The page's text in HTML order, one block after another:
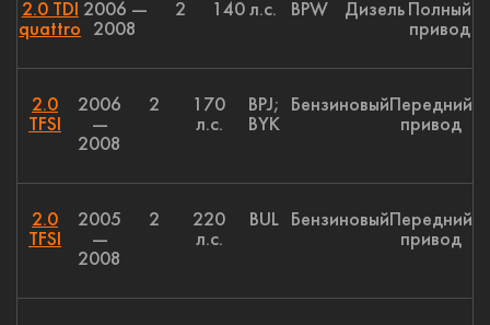
2.0 TDI
quattro
2006 —
2008
2 140 л.с. BPW Дизель Полный
привод
2.0
TFSI
2006
—
2008
2
170
л.с.
BPJ;
BYK
Бензиновый Передний
привод
2.0
TFSI
2005
—
2008
2
220
л.с.
BUL Бензиновый Передний
привод